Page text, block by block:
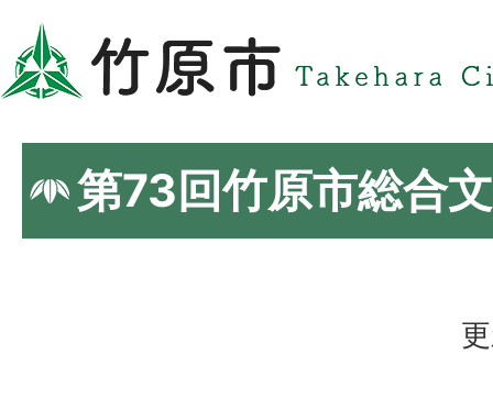
第73回竹原市総合